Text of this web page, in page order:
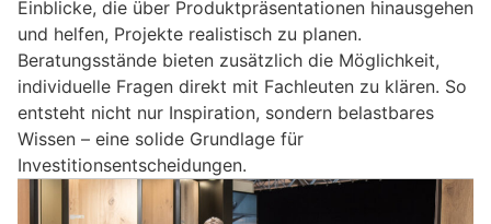
Einblicke, die über Produktpräsentationen hinausgehen
und helfen, Projekte realistisch zu planen.
Beratungsstände bieten zusätzlich die Möglichkeit,
individuelle Fragen direkt mit Fachleuten zu klären. So
entsteht nicht nur Inspiration, sondern belastbares
Wissen – eine solide Grundlage für
Investitionsentscheidungen.